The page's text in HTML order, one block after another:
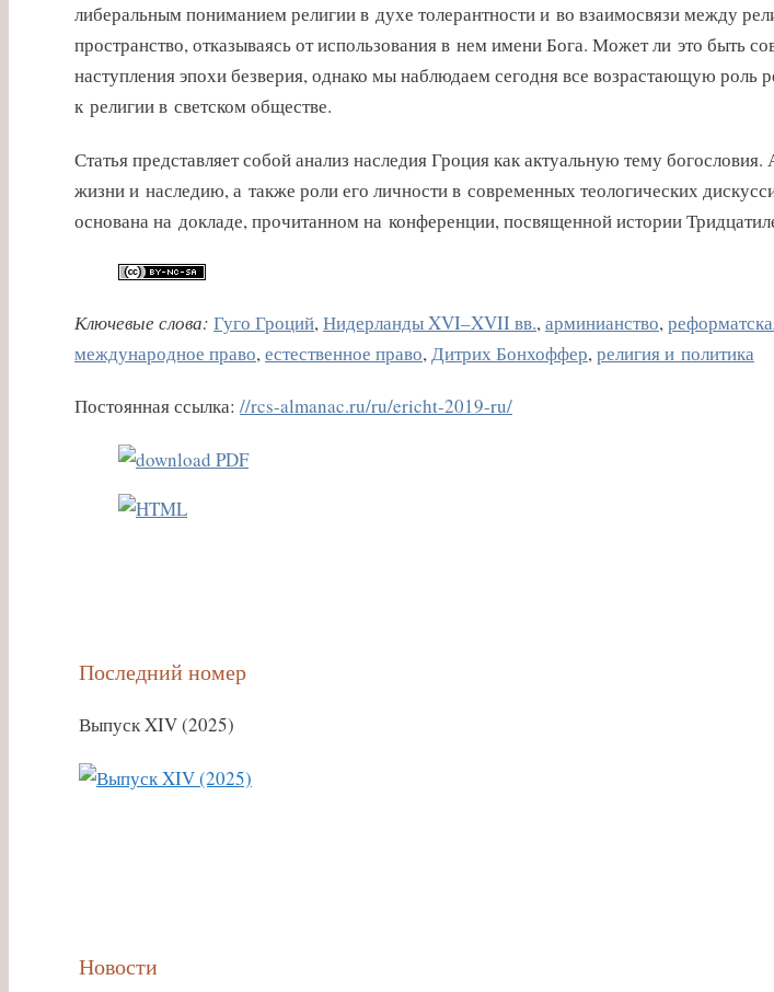
либеральным пониманием религии в духе толерантности и во взаимосвязи между
пространство, отказываясь от использования в нем имени Бога. Может ли это быть
наступления эпохи безверия, однако мы наблюдаем сегодня все возрастающую роль
к религии в светском обществе.
Статья представляет собой анализ наследия Гроция как актуальную тему
жизни и наследию, а также роли его личности в современных теологических
основана на докладе, прочитанном на конференции, посвященной истории
Ключевые слова: Гуго Гроций,Нидерланды XVI–XVII вв.,арминианство,
международное право,естественное право,Дитрих Бонхоффер,религия и политика
Постоянная ссылка: //rcs-almanac.ru/ru/ericht-2019-ru/
Последний номер
Выпуск XIV (2025)
Новости